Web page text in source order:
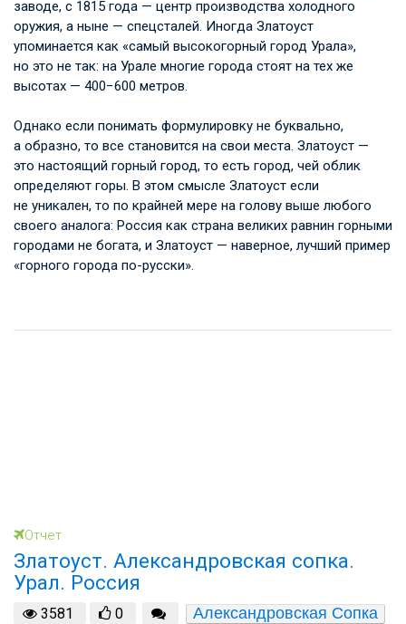
заводе, с 1815 года — центр производства холодного
оружия, а ныне — спецсталей. Иногда Златоуст
упоминается как «самый высокогорный город Урала»,
но это не так: на Урале многие города стоят на тех же
высотах — 400−600 метров.
Однако если понимать формулировку не буквально,
а образно, то все становится на свои места. Златоуст —
это настоящий горный город, то есть город, чей облик
определяют горы. В этом смысле Златоуст если
не уникален, то по крайней мере на голову выше любого
своего аналога: Россия как страна великих равнин горными
городами не богата, и Златоуст — наверное, лучший пример
«горного города по-русски».
Отчет
Златоуст. Александровская сопка.
Урал. Россия
3581 0
Александровская Сопка